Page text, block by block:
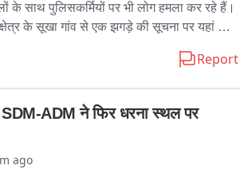
के साथ पुलिसकर्मियों पर भी लोग हमला कर रहे हैं।
क्षेत्र के सूखा गांव से एक झगड़े की सूचना पर यहां
का मोबाइल छीन लिया और भाग निकला। इस घटना
पुलिस ने आरोपी को गिरफ्तार कर लिया और
भी बरामद किए है। पुलिस पर हमले के
पुलिस ने शहर में उसका जुलूस भी निकाला और
को बक्शा नहीं जायेगा।
Report
ADM ने फिर धरना स्थल पर
ago